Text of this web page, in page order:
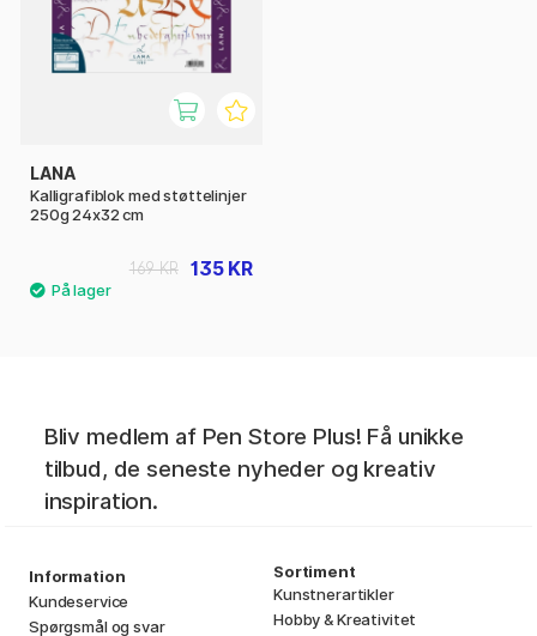
LANA
Kalligrafiblok med støttelinjer
250g 24x32 cm
135 KR
169 KR
Bliv medlem af Pen Store Plus! Få unikke
tilbud, de seneste nyheder og kreativ
inspiration.
Information
Kundeservice
Spørgsmål og svar
Sortiment
Kunstnerartikler
Hobby & Kreativitet